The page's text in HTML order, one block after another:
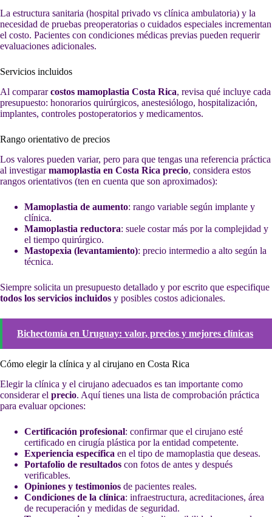
La estructura sanitaria (hospital privado vs clínica ambulatoria) y la
necesidad de pruebas preoperatorias o cuidados especiales incrementan
el costo. Pacientes con condiciones médicas previas pueden requerir
evaluaciones adicionales.
Servicios incluidos
Al compararcostos mamoplastia Costa Rica, revisa qué incluye cada
presupuesto: honorarios quirúrgicos, anestesiólogo, hospitalización,
implantes, controles postoperatorios y medicamentos.
Rango orientativo de precios
Los valores pueden variar, pero para que tengas una referencia práctica
al investigarmamoplastia en Costa Rica precio, considera estos
rangos orientativos (ten en cuenta que son aproximados):
Mamoplastia de aumento: rango variable según implante y
clínica.
Mamoplastia reductora: suele costar más por la complejidad y
el tiempo quirúrgico.
Mastopexia (levantamiento): precio intermedio a alto según la
técnica.
Siempre solicita un presupuesto detallado y por escrito que especifique
todos los servicios incluidos y posibles costos adicionales.
Bichectomía en Uruguay: valor, precios y mejores clínicas
Cómo elegir la clínica y al cirujano en Costa Rica
Elegir la clínica y el cirujano adecuados es tan importante como
considerar el precio. Aquí tienes una lista de comprobación práctica
para evaluar opciones:
Certificación profesional: confirmar que el cirujano esté
certificado en cirugía plástica por la entidad competente.
Experiencia específica en el tipo de mamoplastia que deseas.
Portafolio de resultados con fotos de antes y después
verificables.
Opiniones y testimonios de pacientes reales.
Condiciones de la clínica: infraestructura, acreditaciones, área
de recuperación y medidas de seguridad.